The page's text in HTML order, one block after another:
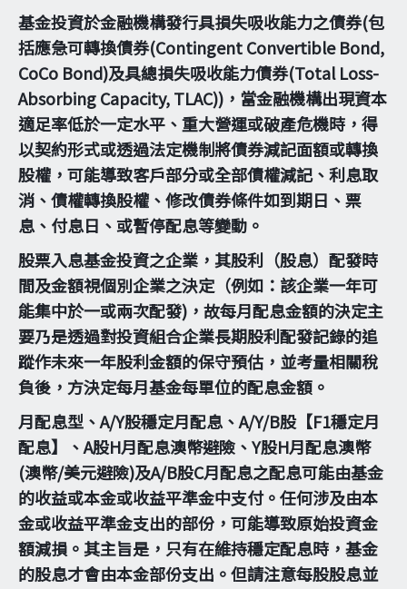
基金投資於金融機構發行具損失吸收能力之債券(包
括應急可轉換債券(Contingent Convertible Bond,
CoCo Bond)及具總損失吸收能力債券(Total Loss-
Absorbing Capacity, TLAC))，當金融機構出現資本
適足率低於一定水平、重大營運或破產危機時，得
以契約形式或透過法定機制將債券減記面額或轉換
股權，可能導致客戶部分或全部債權減記、利息取
消、債權轉換股權、修改債券條件如到期日、票
息、付息日、或暫停配息等變動。
股票入息基金投資之企業，其股利（股息）配發時
間及金額視個別企業之決定（例如：該企業一年可
能集中於一或兩次配發)，故每月配息金額的決定主
要乃是透過對投資組合企業長期股利配發記錄的追
蹤作未來一年股利金額的保守預估，並考量相關稅
負後，方決定每月基金每單位的配息金額。
月配息型、A/Y股穩定月配息、A/Y/B股【F1穩定月
配息】、A股H月配息澳幣避險、Y股H月配息澳幣
(澳幣/美元避險)及A/B股C月配息之配息可能由基金
的收益或本金或收益平準金中支付。任何涉及由本
金或收益平準金支出的部份，可能導致原始投資金
額減損。其主旨是，只有在維持穩定配息時，基金
的股息才會由本金部份支出。但請注意每股股息並